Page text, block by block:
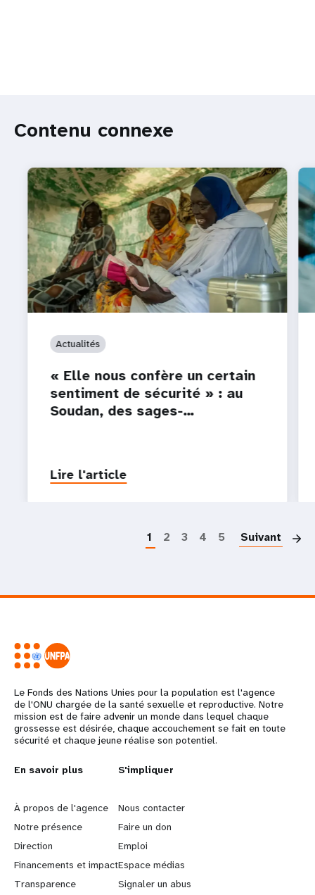
Contenu connexe
Actualités
« Elle nous confère un certain
sentiment de sécurité » : au
Soudan, des sages-…
Lire l'article
1 2 3 4 5 Suivant
Le Fonds des Nations Unies pour la population est l'agence
de l'ONU chargée de la santé sexuelle et reproductive. Notre
mission est de faire advenir un monde dans lequel chaque
grossesse est désirée, chaque accouchement se fait en toute
sécurité et chaque jeune réalise son potentiel.
L
e
a
r
En savoir plus
À propos de l'agence
Notre présence
Direction
Financements et impact
Transparence
G
o
b
e
S'impliquer
Nous contacter
Faire un don
Emploi
Espace médias
Signaler un abus